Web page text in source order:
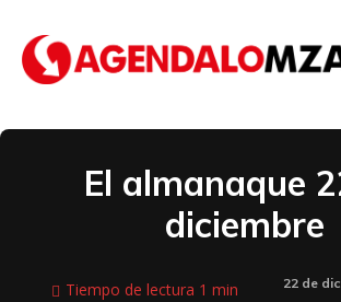
El almanaque
diciembre
Tiempo de lectura 1 min 22 de